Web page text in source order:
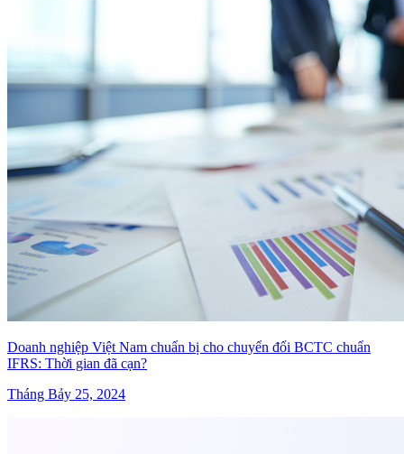
Doanh nghiệp Việt Nam chuẩn bị cho chuyển đổi BCTC chuẩn
IFRS: Thời gian đã cạn?
Tháng Bảy 25, 2024